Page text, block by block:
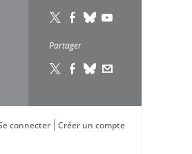
Partager
Créer un compte
connecter